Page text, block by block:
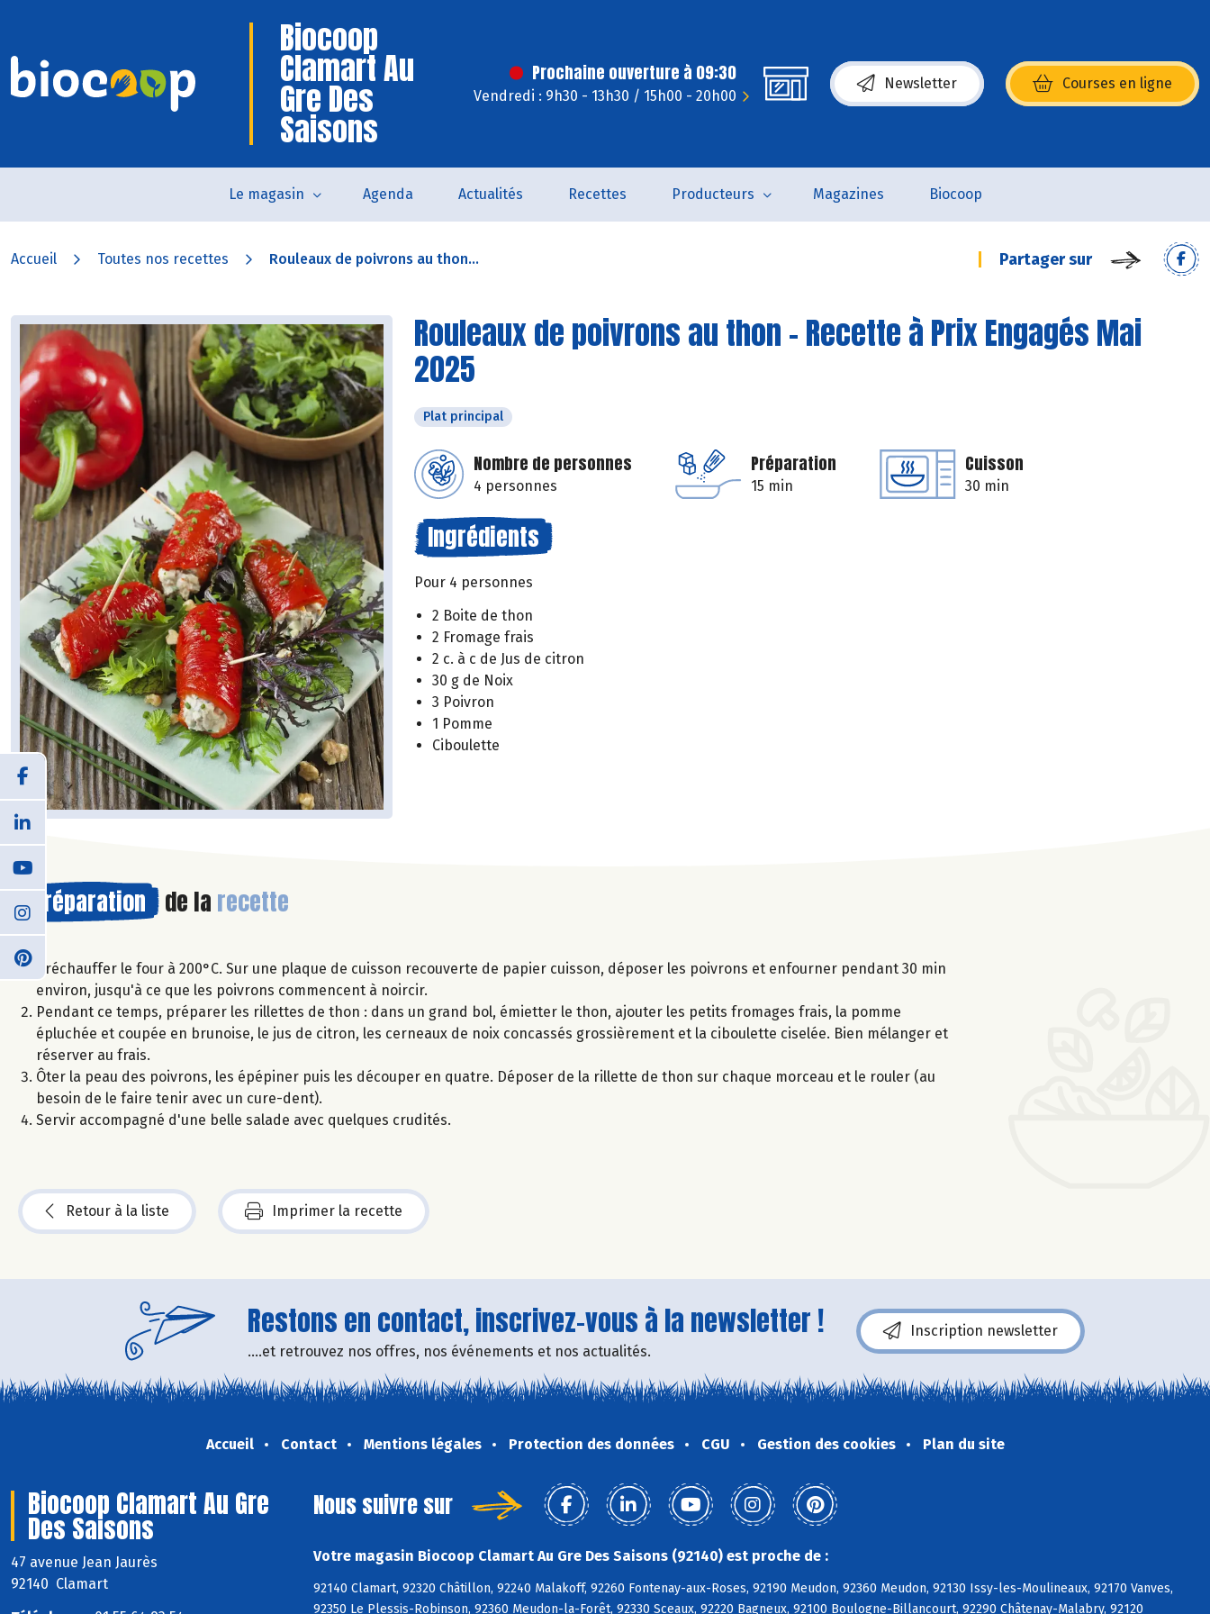
Biocoop
Clamart Au
Gre Des
Saisons
Prochaine ouverture à 09:30
Vendredi : 9h30 - 13h30 / 15h00 - 20h00
Newsletter Courses en ligne
(s’ouvre dans une nouvelle fenêtre)
Le magasin Agenda Actualités Recettes Producteurs Magazines Biocoop
Accueil Toutes nos recettes Rouleaux de poivrons au thon... Partager sur
Rouleaux de poivrons au thon - Recette à Prix Engagés Mai
2025
Plat principal
Nombre de personnes
4 personnes
Préparation
15 min
Cuisson
30 min
Ingrédients
Pour 4 personnes
2 Boite de thon
2 Fromage frais
2 c. à c de Jus de citron
30 g de Noix
3 Poivron
1 Pomme
Ciboulette
Préparation de la recette
Préchauffer le four à 200°C. Sur une plaque de cuisson recouverte de papier cuisson, déposer les poivrons et enfourner pendant 30 min
environ, jusqu'à ce que les poivrons commencent à noircir.
Pendant ce temps, préparer les rillettes de thon : dans un grand bol, émietter le thon, ajouter les petits fromages frais, la pomme
épluchée et coupée en brunoise, le jus de citron, les cerneaux de noix concassés grossièrement et la ciboulette ciselée. Bien mélanger et
réserver au frais.
Ôter la peau des poivrons, les épépiner puis les découper en quatre. Déposer de la rillette de thon sur chaque morceau et le rouler (au
besoin de le faire tenir avec un cure-dent).
Servir accompagné d'une belle salade avec quelques crudités.
Retour à la liste Imprimer la recette
Restons en contact, inscrivez-vous à la newsletter !
....et retrouvez nos offres, nos événements et nos actualités.
Inscription newsletter
Accueil Contact Mentions légales Protection des données CGU Gestion des cookies Plan du site
Biocoop Clamart Au Gre
Des Saisons
47 avenue Jean Jaurès
92140 Clamart
Nous suivre sur
Votre magasin Biocoop Clamart Au Gre Des Saisons (92140) est proche de :
92140 Clamart, 92320 Châtillon, 92240 Malakoff, 92260 Fontenay-aux-Roses, 92190 Meudon, 92360 Meudon, 92130 Issy-les-Moulineaux, 92170 Vanves,
92350 Le Plessis-Robinson, 92360 Meudon-la-Forêt, 92330 Sceaux, 92220 Bagneux, 92100 Boulogne-Billancourt, 92290 Châtenay-Malabry, 92120